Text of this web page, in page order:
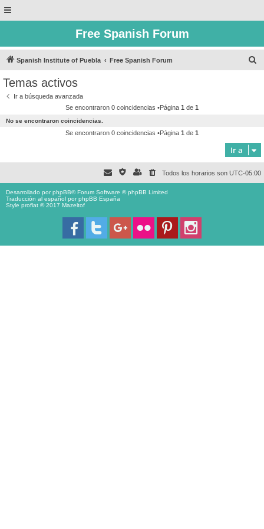
Free Spanish Forum
Spanish Institute of Puebla Free Spanish Forum
Temas activos
Ir a búsqueda avanzada
Se encontraron 0 coincidencias •Página 1 de 1
No se encontraron coincidencias.
Se encontraron 0 coincidencias •Página 1 de 1
Ir a
Todos los horarios son UTC-05:00
Desarrollado porphpBB® Forum Software © phpBB Limited
Traducción al español porphpBB España
Style proflat © 2017 Mazeltof